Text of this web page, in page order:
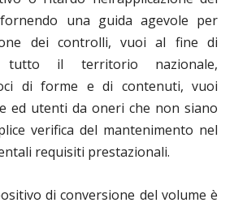
una guida agevole per
dei controlli, vuoi al fine di
tutto il territorio nazionale,
di forme e di contenuti, vuoi
ed utenti da oneri che non siano
verifica del mantenimento nel
requisiti prestazionali.
di conversione del volume è